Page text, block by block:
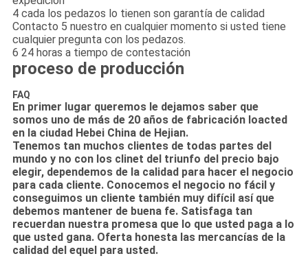
4 cada los pedazos lo tienen son garantía de calidad
Contacto 5 nuestro en cualquier momento si usted tiene
cualquier pregunta con los pedazos.
6 24 horas a tiempo de contestación
proceso de producción
FAQ
En primer lugar queremos le dejamos saber que
somos uno de más de 20 años de fabricación loacted
en la ciudad Hebei China de Hejian.
Tenemos tan muchos clientes de todas partes del
mundo y no con los clinet del triunfo del precio bajo
elegir, dependemos de la calidad para hacer el negocio
para cada cliente. Conocemos el negocio no fácil y
conseguimos un cliente también muy difícil así que
debemos mantener de buena fe. Satisfaga tan
recuerdan nuestra promesa que lo que usted paga a lo
que usted gana. Oferta honesta las mercancías de la
calidad del equel para usted.